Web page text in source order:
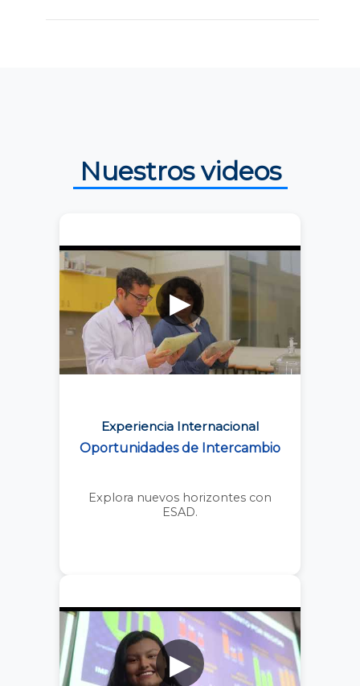
Nuestros videos
▶
Experiencia Internacional
Oportunidades de Intercambio
Explora nuevos horizontes con
ESAD.
▶